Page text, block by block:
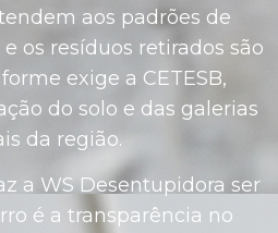
aos padrões de
os resíduos retirados são
exige a CETESB,
do solo e das galerias
da região.
a WS Desentupidora ser
é a transparência no